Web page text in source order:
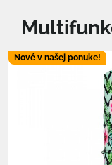
Nové v našej ponuke!